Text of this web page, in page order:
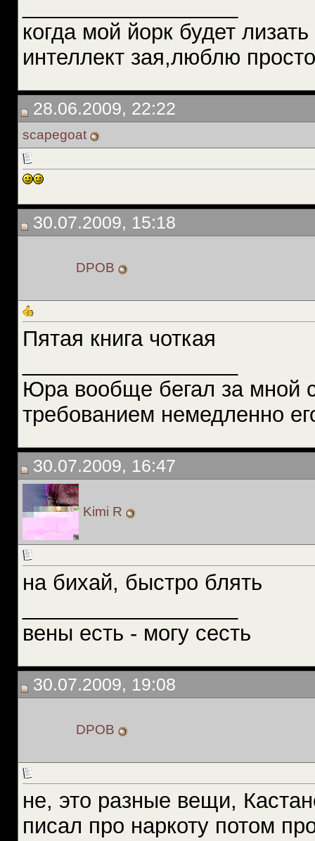
когда мой йорк будет
интеллект зая,люблю
28.06.2009, 22:22
scapegoat
30.07.2009, 15:18
DPOB
Пятая книга чоткая
Юра вообще бегал за мной
требованием немедленно
30.07.2009, 16:47
Kimi R
на бихай, быстро блять
вены есть - могу сесть
30.07.2009, 19:08
DPOB
не, это разные вещи,
писал про наркоту потом